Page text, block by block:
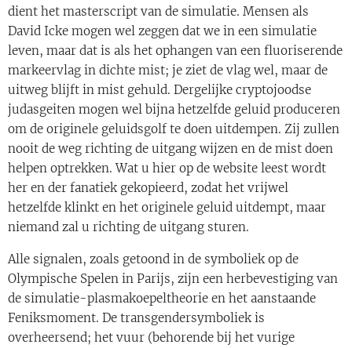
dient het masterscript van de simulatie. Mensen als
David Icke mogen wel zeggen dat we in een simulatie
leven, maar dat is als het ophangen van een fluoriserende
markeervlag in dichte mist; je ziet de vlag wel, maar de
uitweg blijft in mist gehuld. Dergelijke cryptojoodse
judasgeiten mogen wel bijna hetzelfde geluid produceren
om de originele geluidsgolf te doen uitdempen. Zij zullen
nooit de weg richting de uitgang wijzen en de mist doen
helpen optrekken. Wat u hier op de website leest wordt
her en der fanatiek gekopieerd, zodat het vrijwel
hetzelfde klinkt en het originele geluid uitdempt, maar
niemand zal u richting de uitgang sturen.
Alle signalen, zoals getoond in de symboliek op de
Olympische Spelen in Parijs, zijn een herbevestiging van
de simulatie-plasmakoepeltheorie en het aanstaande
Feniksmoment. De transgendersymboliek is
overheersend; het vuur (behorende bij het vurige